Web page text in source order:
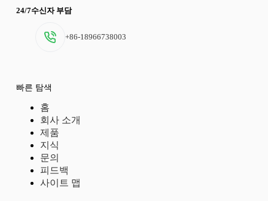
24/7수신자 부담
+86-18966738003
빠른 탐색
홈
회사 소개
제품
지식
문의
피드백
사이트 맵